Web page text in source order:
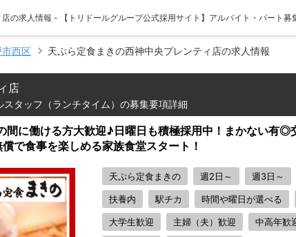
の求人情報 - 【トリドールグループ公式採用サイト】アルバイト・パート募
西区 天ぷら定食まきの西神中央プレンティ店の求人情報
店
スタッフ（ランチタイム）の募集要項詳細
に働ける方大歓迎♪日曜日も積極採用中！まかない有◎
で食事を楽しめる家族食堂スタート！
天ぷら定食まきの 週2日～ 週3日～
扶養内 駅チカ 時間や曜日が選べる
大学生歓迎 主婦（夫）歓迎 中高年歓